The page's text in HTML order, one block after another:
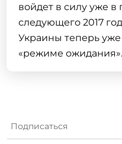
войдет в силу уже
следующего 2017
Украины теперь
«режиме ожидания».
Подписаться